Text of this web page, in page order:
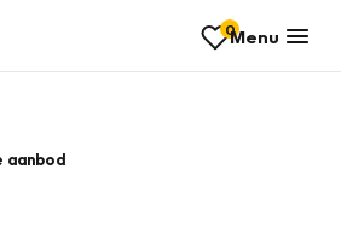
0Menu
aanbod